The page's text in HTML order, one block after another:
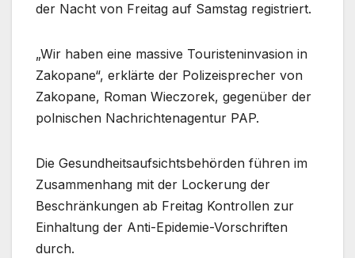
der Nacht von Freitag auf Samstag registriert.
„Wir haben eine massive Touristeninvasion in
Zakopane“, erklärte der Polizeisprecher von
Zakopane, Roman Wieczorek, gegenüber der
polnischen Nachrichtenagentur PAP.
Die Gesundheitsaufsichtsbehörden führen im
Zusammenhang mit der Lockerung der
Beschränkungen ab Freitag Kontrollen zur
Einhaltung der Anti-Epidemie-Vorschriften
durch.